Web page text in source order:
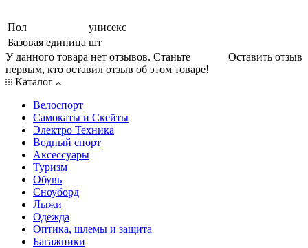
Пол
унисекс
Базовая единица шт
Оставить отзыв
У данного товара нет отзывов. Станьте
первым, кто оставил отзыв об этом товаре!
Каталог
Велоспорт
Самокаты и Скейты
Электро Техника
Водный спорт
Аксессуары
Туризм
Обувь
Сноуборд
Лыжи
Одежда
Оптика, шлемы и защита
Багажники